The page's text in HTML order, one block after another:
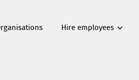
Hire employees